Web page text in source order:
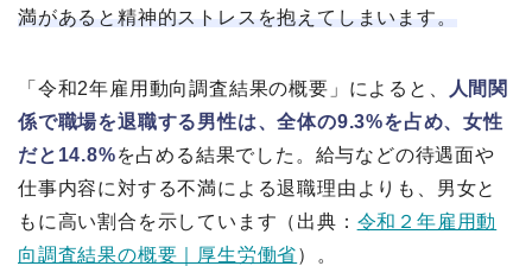
満があると精神的ストレスを抱えてしまいます。
「令和2年雇用動向調査結果の概要」によると、
人間関
係で職場を退職する男性は、全体の9.3%を占め、女性
だと14.8%を占める結果でした。給与などの待遇面や
仕事内容に対する不満による退職理由よりも、男女と
もに高い割合を示しています（出典： 令和２年雇用動
向調査結果の概要｜厚生労働省）。